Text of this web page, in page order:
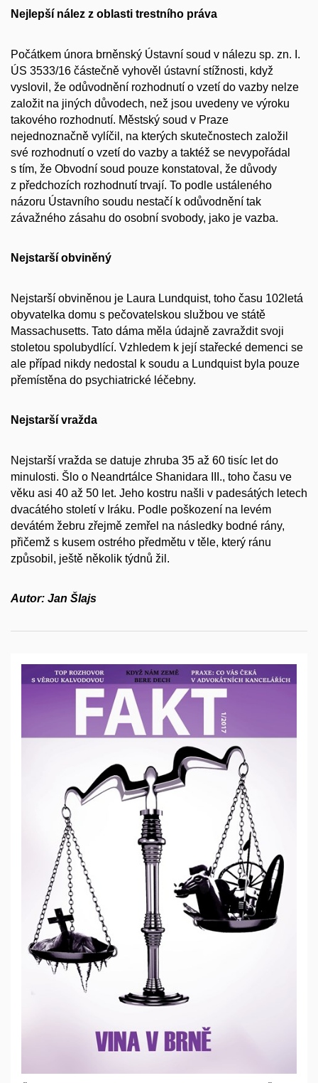
Nejlepší nález z oblasti trestního práva
Počátkem února brněnský Ústavní soud v nálezu sp. zn. I.
ÚS 3533/16 částečně vyhověl ústavní stížnosti, když
vyslovil, že odůvodnění rozhodnutí o vzetí do vazby nelze
založit na jiných důvodech, než jsou uvedeny ve výroku
takového rozhodnutí. Městský soud v Praze
nejednoznačně vylíčil, na kterých skutečnostech založil
své rozhodnutí o vzetí do vazby a taktéž se nevypořádal
s tím, že Obvodní soud pouze konstatoval, že důvody
z předchozích rozhodnutí trvají. To podle ustáleného
názoru Ústavního soudu nestačí k odůvodnění tak
závažného zásahu do osobní svobody, jako je vazba.
Nejstarší obviněný
Nejstarší obviněnou je Laura Lundquist, toho času 102letá
obyvatelka domu s pečovatelskou službou ve státě
Massachusetts. Tato dáma měla údajně zavraždit svoji
stoletou spolubydlící. Vzhledem k její stařecké demenci se
ale případ nikdy nedostal k soudu a Lundquist byla pouze
přemístěna do psychiatrické léčebny.
Nejstarší vražda
Nejstarší vražda se datuje zhruba 35 až 60 tisíc let do
minulosti. Šlo o Neandrtálce Shanidara III., toho času ve
věku asi 40 až 50 let. Jeho kostru našli v padesátých letech
dvacátého století v Iráku. Podle poškození na levém
devátém žebru zřejmě zemřel na následky bodné rány,
přičemž s kusem ostrého předmětu v těle, který ránu
způsobil, ještě několik týdnů žil.
Autor: Jan Šlajs